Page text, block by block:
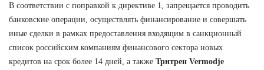
В соответствии с поправкой к директиве 1, запрещается проводить
банковские операции, осуществлять финансирование и совершать
иные сделки в рамках предоставления входящим в санкционный
список российским компаниям финансового сектора новых
кредитов на срок более 14 дней, а также Тритрен Vermodje